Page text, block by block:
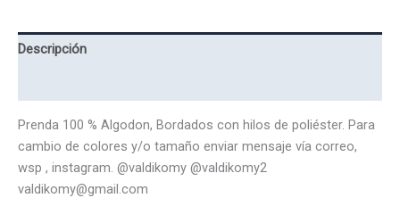
Descripción
Prenda 100 % Algodon, Bordados con hilos de poliéster. Para
cambio de colores y/o tamaño enviar mensaje vía correo,
wsp , instagram. @valdikomy @valdikomy2
valdikomy@gmail.com